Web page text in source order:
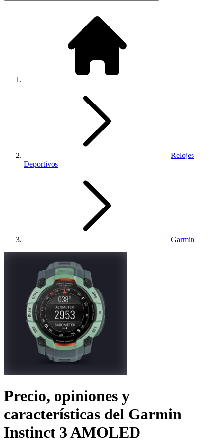
Relojes
Deportivos
Garmin
Precio, opiniones y
características del Garmin
Instinct 3 AMOLED